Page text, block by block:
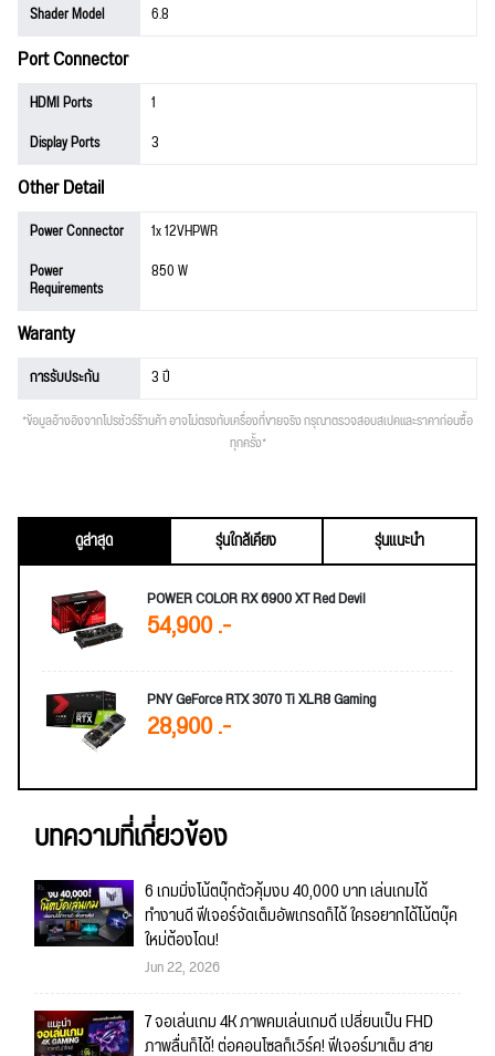
Shader Model
6.8
Port Connector
HDMI Ports
1
Display Ports
3
Other Detail
Power Connector
1x 12VHPWR
Power
Requirements
850 W
Waranty
การรับประกัน 3 ปี
*ข้อมูลอ้างอิงจากโปรชัวร์ร้านค้า อาจไม่ตรงกับเครื่องที่ขายจริง กรุณาตรวจสอบสเปคและราคาก่อนซื้อ
ทุกครั้ง*
ดูล่าสุด รุ่นใกล้เคียง
รุ่นแนะนำ
POWER COLOR RX 6900 XT Red Devil
54,900 .-
PNY GeForce RTX 3070 Ti XLR8 Gaming
28,900 .-
บทความที่เกี่ยวข้อง
6 เกมมิ่งโน้ตบุ๊กตัวคุ้มงบ 40,000 บาท เล่นเกมได้
ทำงานดี ฟีเจอร์จัดเต็มอัพเกรดก็ได้ ใครอยากได้โน้ตบุ๊ค
ใหม่ต้องโดน!
Jun 22, 2026
7 จอเล่นเกม 4K ภาพคมเล่นเกมดี เปลี่ยนเป็น FHD
ภาพลื่นก็ได้! ต่อคอนโซลก็เวิร์ค! ฟีเจอร์มาเต็ม สาย